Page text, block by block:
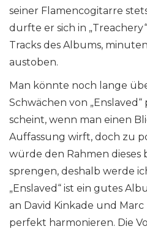
seiner Flamencogitarre
durfte er sich in
Tracks des Albums,
austoben.
Man könnte noch lange
Schwächen von
scheint, wenn man einen
Auffassung wirft, doch zu
würde den Rahmen dieses
sprengen, deshalb werde
„Enslaved“ ist ein gutes
an David Kinkade und Marc
perfekt harmonieren. Die